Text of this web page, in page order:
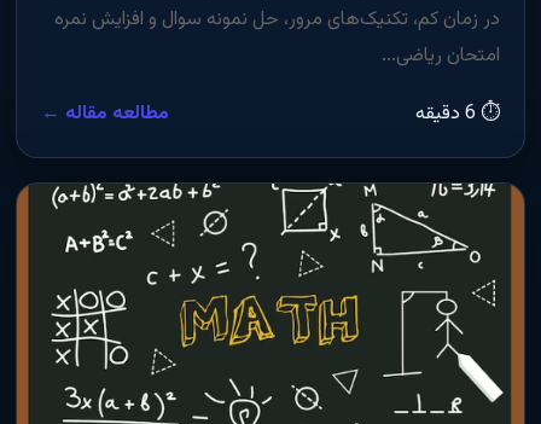
در زمان کم، تکنیک‌های مرور، حل نمونه سوال و افزایش نمره
امتحان ریاضی...
⏱ 6 دقیقه
مطالعه مقاله ←